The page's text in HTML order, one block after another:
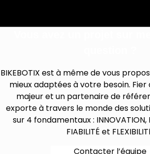
BIKEBOTIX est à même de vous
mieux adaptées à votre besoin. Fier
majeur et un partenaire de
exporte à travers le monde des
sur 4 fondamentaux : INNOVATION,
FIABILITÉ et
Contacter l’équipe